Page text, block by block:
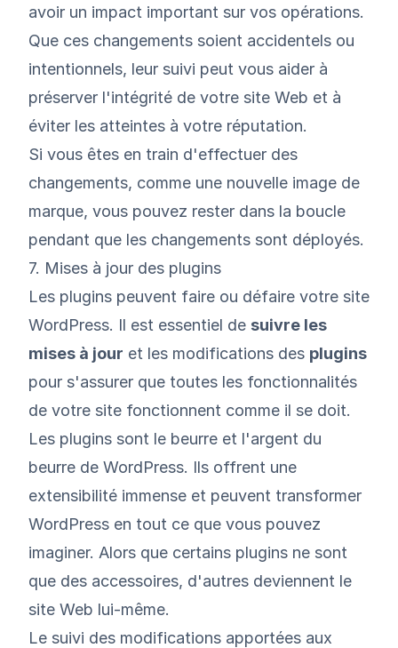
avoir un impact important sur vos opérations.
Que ces changements soient accidentels ou
intentionnels, leur suivi peut vous aider à
préserver l'intégrité de votre site Web et à
éviter les atteintes à votre réputation.
Si vous êtes en train d'effectuer des
changements, comme une nouvelle image de
marque, vous pouvez rester dans la boucle
pendant que les changements sont déployés.
7. Mises à jour des plugins
Les plugins peuvent faire ou défaire votre site
WordPress. Il est essentiel de suivre les
mises à jour et les modifications des plugins
pour s'assurer que toutes les fonctionnalités
de votre site fonctionnent comme il se doit.
Les plugins sont le beurre et l'argent du
beurre de WordPress. Ils offrent une
extensibilité immense et peuvent transformer
WordPress en tout ce que vous pouvez
imaginer. Alors que certains plugins ne sont
que des accessoires, d'autres deviennent le
site Web lui-même.
Le suivi des modifications apportées aux